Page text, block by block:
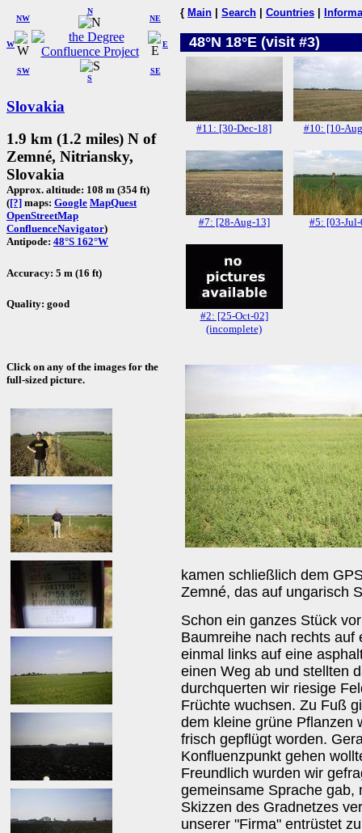
W
NW
N
NE
SW
S
SE
E
Slovakia
1.9 km (1.2 miles) N of
Zemné, Nitriansky,
Slovakia
Approx. altitude: 108 m (354 ft)
([?] maps: Google MapQuest
OpenStreetMap
ConfluenceNavigator)
Antipode: 48°S 162°W
Accuracy: 5 m (16 ft)
Quality: good
Click on any of the images for the
full-sized picture.
{ Main Search Countries
48°N 18°E (visit #3)
#11: [30-Dec-18] #10: [10-
#7: [28-Aug-13] #5: [03-
#2: [25-Oct-02]
(incomplete)
kamen schließlich dem
Zemné, das auf ungarisch
Schon ein ganzes Stück
Baumreihe nach rechts auf
einmal links auf eine
einen Weg ab und stellten
durchquerten wir riesige
Früchte wuchsen. Zu Fuß
dem kleine grüne Pflanzen
frisch gepflügt worden.
Konfluenzpunkt gehen
Freundlich wurden wir
gemeinsame Sprache gab,
Skizzen des Gradnetzes
unserer "Firma" entrüstet